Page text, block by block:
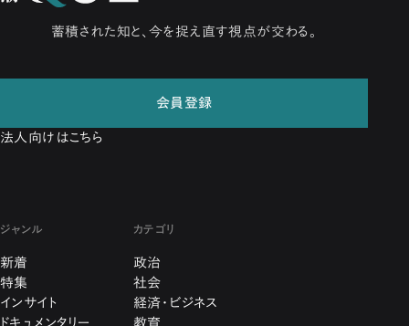
蓄積された知と、今を捉え直す視点が交わる。
会員登録
法人向けはこちら
ジャンル
新着
特集
インサイト
ドキュメンタリー
カテゴリ
政治
社会
経済・ビジネス
教育